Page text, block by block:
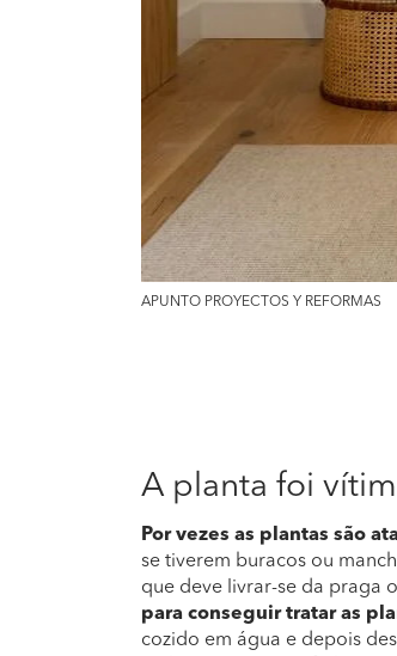
APUNTO PROYECTOS Y REFORMAS
A planta foi
Por vezes as plantas são
se tiverem buracos ou
que deve livrar-se da praga
para conseguir tratar as
cozido em água e depois